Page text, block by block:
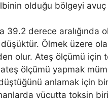
olduğu bölgeyi
39.2 derece aralığında
düşüktür. Ölmek üzere
olur. Ateş ölçümü için
ölçümü yapmak
anlamak için
vücutta toksin